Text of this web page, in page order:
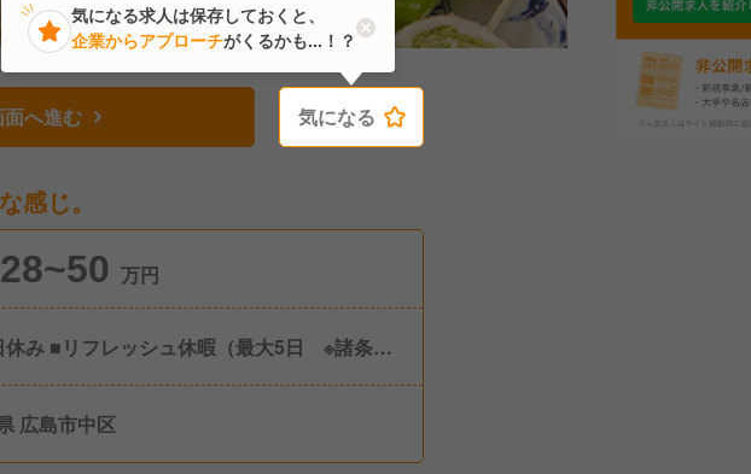
へ進む 気になる
感じ。
28~50 万円
暇（最大5日 ※諸条件
広島市中区
気になる
気になる求人は保存しておくと、
企業からアプローチがくるかも...！？